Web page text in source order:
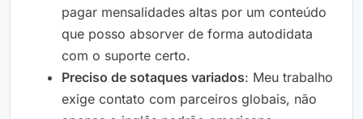
pagar mensalidades altas por um conteúdo
que posso absorver de forma autodidata
com o suporte certo.
Preciso de sotaques variados: Meu trabalho
exige contato com parceiros globais, não